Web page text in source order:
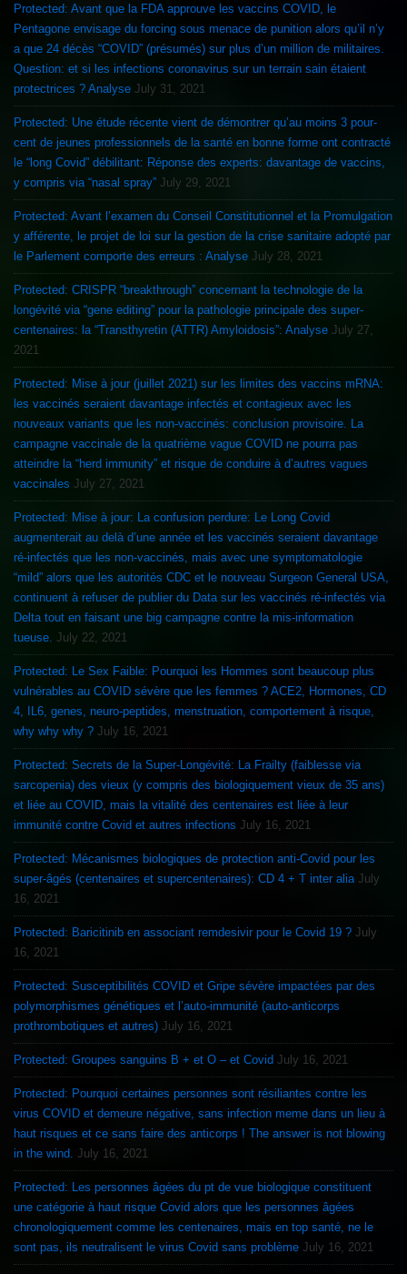
Protected: Avant que la FDA approuve les vaccins COVID, le
Pentagone envisage du forcing sous menace de punition alors qu’il n’y
a que 24 décès “COVID” (présumés) sur plus d’un million de militaires.
Question: et si les infections coronavirus sur un terrain sain étaient
protectrices ? Analyse July 31, 2021
Protected: Une étude récente vient de démontrer qu’au moins 3 pour-
cent de jeunes professionnels de la santé en bonne forme ont contracté
le “long Covid” débilitant: Réponse des experts: davantage de vaccins,
y compris via “nasal spray” July 29, 2021
Protected: Avant l’examen du Conseil Constitutionnel et la Promulgation
y afférente, le projet de loi sur la gestion de la crise sanitaire adopté par
le Parlement comporte des erreurs : Analyse July 28, 2021
Protected: CRISPR “breakthrough” concernant la technologie de la
longévité via “gene editing” pour la pathologie principale des super-
centenaires: la “Transthyretin (ATTR) Amyloidosis”: Analyse July 27,
2021
Protected: Mise à jour (juillet 2021) sur les limites des vaccins mRNA:
les vaccinés seraient davantage infectés et contagieux avec les
nouveaux variants que les non-vaccinés: conclusion provisoire. La
campagne vaccinale de la quatrième vague COVID ne pourra pas
atteindre la “herd immunity” et risque de conduire à d’autres vagues
vaccinales July 27, 2021
Protected: Mise à jour: La confusion perdure: Le Long Covid
augmenterait au delà d’une année et les vaccinés seraient davantage
ré-infectés que les non-vaccinés, mais avec une symptomatologie
“mild” alors que les autorités CDC et le nouveau Surgeon General USA,
continuent à refuser de publier du Data sur les vaccinés ré-infectés via
Delta tout en faisant une big campagne contre la mis-information
tueuse. July 22, 2021
Protected: Le Sex Faible: Pourquoi les Hommes sont beaucoup plus
vulnérables au COVID sévère que les femmes ? ACE2, Hormones, CD
4, IL6, genes, neuro-peptides, menstruation, comportement à risque,
why why why ? July 16, 2021
Protected: Secrets de la Super-Longévité: La Frailty (faiblesse via
sarcopenia) des vieux (y compris des biologiquement vieux de 35 ans)
et liée au COVID, mais la vitalité des centenaires est liée à leur
immunité contre Covid et autres infections July 16, 2021
Protected: Mécanismes biologiques de protection anti-Covid pour les
super-âgés (centenaires et supercentenaires): CD 4 + T inter alia July
16, 2021
Protected: Baricitinib en associant remdesivir pour le Covid 19 ? July
16, 2021
Protected: Susceptibilités COVID et Gripe sévère impactées par des
polymorphismes génétiques et l’auto-immunité (auto-anticorps
prothrombotiques et autres) July 16, 2021
Protected: Groupes sanguins B + et O – et Covid July 16, 2021
Protected: Pourquoi certaines personnes sont résiliantes contre les
virus COVID et demeure négative, sans infection meme dans un lieu à
haut risques et ce sans faire des anticorps ! The answer is not blowing
in the wind. July 16, 2021
Protected: Les personnes âgées du pt de vue biologique constituent
une catégorie à haut risque Covid alors que les personnes âgées
chronologiquement comme les centenaires, mais en top santé, ne le
sont pas, ils neutralisent le virus Covid sans problème July 16, 2021